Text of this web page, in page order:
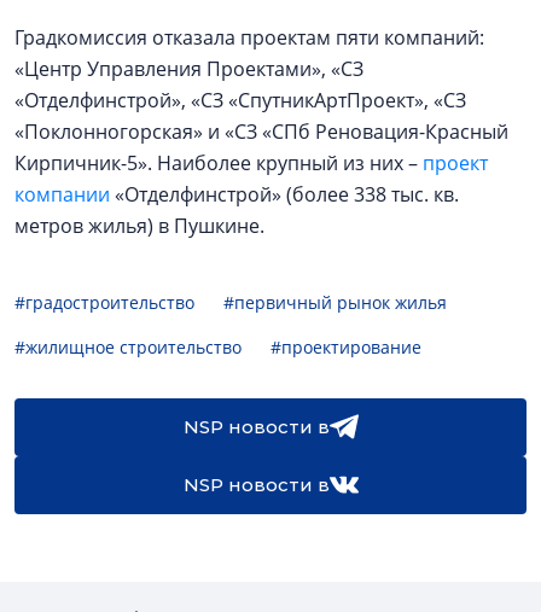
Градкомиссия отказала проектам пяти компаний:
«Центр Управления Проектами», «СЗ
«Отделфинстрой», «СЗ «СпутникАртПроект», «СЗ
«Поклонногорская» и «СЗ «СПб Реновация-Красный
Кирпичник-5». Наиболее крупный из них – проект
компании «Отделфинстрой» (более 338 тыс. кв.
метров жилья) в Пушкине.
#градостроительство
#первичный рынок жилья
#жилищное строительство
#проектирование
NSP новости в
NSP новости в